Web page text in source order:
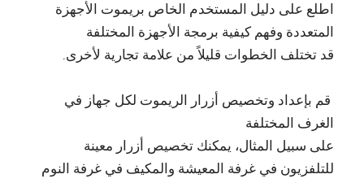
اطلع على دليل المستخدم الخاص بريموت الأجهزة
المتعددة وفهم كيفية برمجة الأجهزة المختلفة
قد تختلف الخطوات قليلاً من علامة تجارية لأخرى.
قم بإعداد وتخصيص أزرار الريموت لكل جهاز في
الغرف المختلفة
على سبيل المثال، يمكنك تخصيص أزرار معينة
للتلفزيون في غرفة المعيشة والمكيف في غرفة النوم